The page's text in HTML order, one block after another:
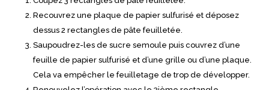
Recouvrez une plaque de papier sulfurisé et déposez
dessus 2 rectangles de pâte feuilletée.
Saupoudrez-les de sucre semoule puis couvrez d’une
feuille de papier sulfurisé et d’une grille ou d’une plaque.
Cela va empêcher le feuilletage de trop de développer.